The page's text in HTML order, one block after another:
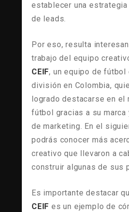
establecer una estrategia
de leads.
Por eso, resulta
trabajo del equipo
CEIF, un equipo de fútbol
división en Colombia,
logrado destacarse en el
fútbol gracias a su
de marketing. En el
podrás conocer más
creativo que llevaron a
construir algunas de sus
Es importante destacar
CEIF es un ejemplo de